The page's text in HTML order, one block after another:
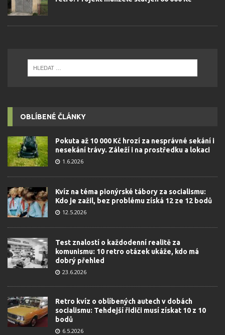
OBLÍBENÉ ČLÁNKY
Pokuta až 10 000 Kč hrozí za nesprávné sekání i
nesekání trávy. Záleží i na prostředku a lokaci
1.6.2026
Kvíz na téma pionýrské tábory za socialismu:
Kdo je zažil, bez problému získá 12 ze 12 bodů
12.5.2026
Test znalostí o každodenní realitě za
komunismu: 10 retro otázek ukáže, kdo má
dobrý přehled
23.6.2026
Retro kvíz o oblíbených autech v dobách
socialismu: Tehdejší řidiči musí získat 10 z 10
bodů
6.5.2026